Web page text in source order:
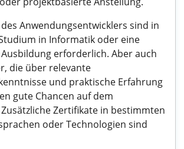
Anwendungsentwicklers sind in
in Informatik oder eine
erforderlich. Aber auch
die über relevante
und praktische Erfahrung
gute Chancen auf dem
Zertifikate in bestimmten
oder Technologien sind